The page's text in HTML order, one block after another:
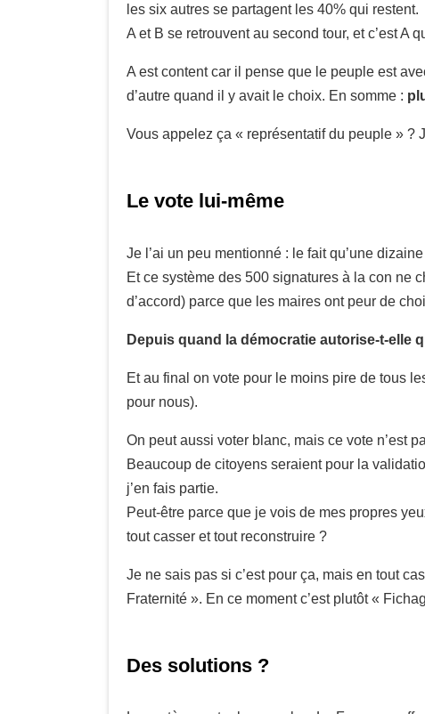
les six autres se partagent les 40% qui restent.
A et B se retrouvent au second tour, et c’est A
A est content car il pense que le peuple est
d’autre quand il y avait le choix. En somme :
Vous appelez ça « représentatif du peuple » ?
Le vote lui-même
Je l’ai un peu mentionné : le fait qu’une
Et ce système des 500 signatures à la con ne
d’accord) parce que les maires ont peur de
Depuis quand la démocratie autorise-t-elle
Et au final on vote pour le moins pire de tous
pour nous).
On peut aussi voter blanc, mais ce vote n’est
Beaucoup de citoyens seraient pour la
j’en fais partie.
Peut-être parce que je vois de mes propres
tout casser et tout reconstruire ?
Je ne sais pas si c’est pour ça, mais en tout
Fraternité ». En ce moment c’est plutôt «
Des solutions ?